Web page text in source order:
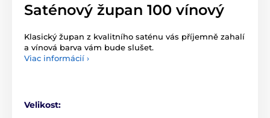
Saténový župan 100 vínový
Klasický župan z kvalitního saténu vás příjemně zahalí
a vínová barva vám bude slušet.
Viac informácií ›
Velikost: